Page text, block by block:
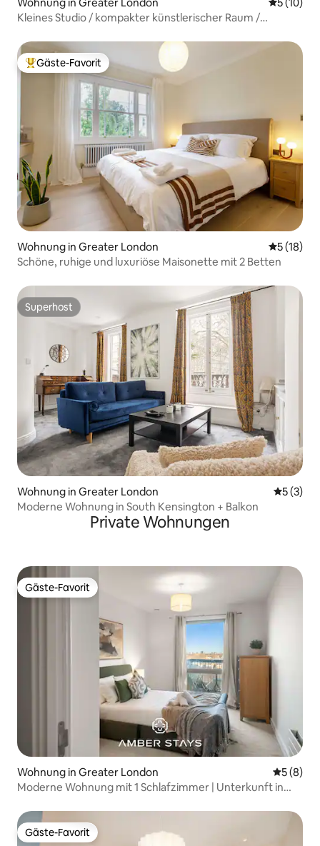
Kleines Studio / kompakter künstlerischer Raum /
Beliebter Gäste-Favorit.
Gäste-Favorit
Wohnung in Greater London
5 (18)
Schöne, ruhige und luxuriöse Maisonette mit 2 Betten
Superhost
Superhost
Wohnung in Greater London
5 (3)
Moderne Wohnung in South Kensington + Balkon
Private Wohnungen
Gäste-Favorit
Gäste-Favorit
Wohnung in Greater London
5 (8)
Moderne Wohnung mit 1 Schlafzimmer | Unterkunft in
Gäste-Favorit
Gäste-Favorit